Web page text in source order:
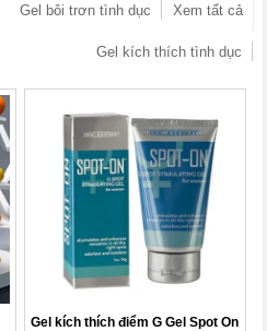
Xem tất cả
Gel bôi trơn tình dục
Gel kích thích tình dục
Gel kích thích điểm G Gel Spot On